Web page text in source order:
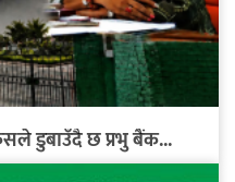
डुबाउँदै छ प्रभु बैंक...